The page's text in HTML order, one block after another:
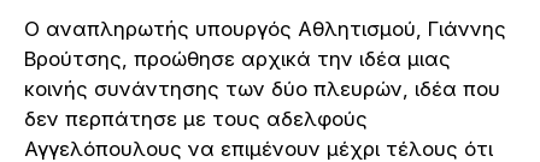
Ο αναπληρωτής υπουργός Αθλητισμού, Γιάννης
Βρούτσης, προώθησε αρχικά την ιδέα μιας
κοινής συνάντησης των δύο πλευρών, ιδέα που
δεν περπάτησε με τους αδελφούς
Αγγελόπουλους να επιμένουν μέχρι τέλους ότι